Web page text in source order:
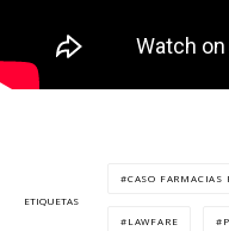
ETIQUETAS
CASO FARMACIAS
LAWFARE